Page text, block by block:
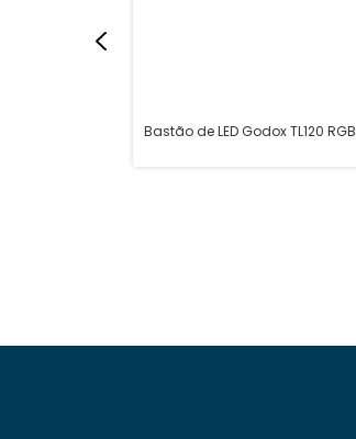
Bastão de LED Godox TL120 RGB